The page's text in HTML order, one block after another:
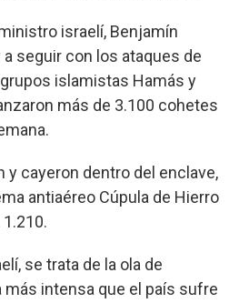
israelí, Benjamín
seguir con los ataques de
islamistas Hamás y
más de 3.100 cohetes
y cayeron dentro del enclave,
antiaéreo Cúpula de Hierro
se trata de la ola de
más intensa que el país sufre